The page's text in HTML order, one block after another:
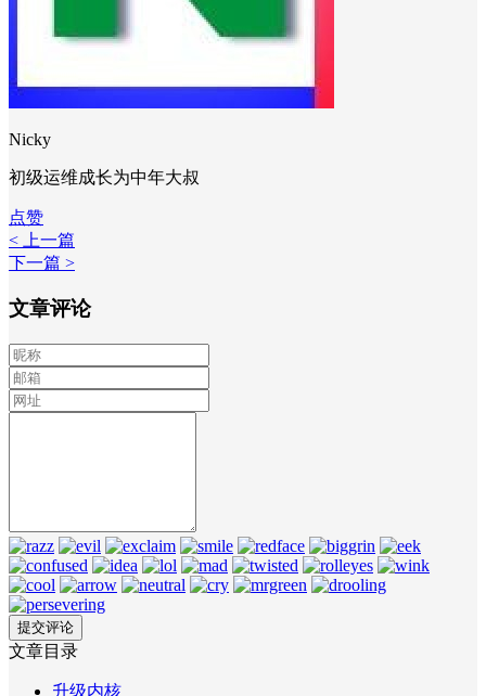
Nicky
初级运维成长为中年大叔
点赞
< 上一篇
下一篇 >
文章评论
文章目录
升级内核